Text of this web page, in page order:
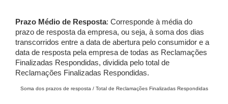
Prazo Médio de Resposta: Corresponde à média do
prazo de resposta da empresa, ou seja, à soma dos dias
transcorridos entre a data de abertura pelo consumidor e a
data de resposta pela empresa de todas as Reclamações
Finalizadas Respondidas, dividida pelo total de
Reclamações Finalizadas Respondidas.
Soma dos prazos de resposta / Total de Reclamações Finalizadas Respondidas